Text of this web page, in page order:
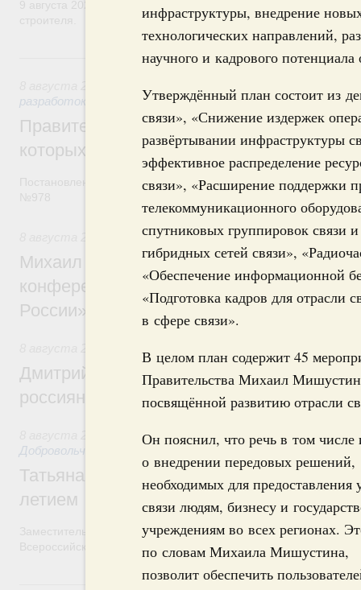
инфраструктуры, внедрение
технологических направлений,
научного и кадрового потенциала
Утверждённый план состоит из
связи», «Снижение издержек
развёртывании инфраструктуры
эффективное распределение
связи», «Расширение поддержки
телекоммуникационного
спутниковых группировок связи
гибридных сетей связи»,
«Обеспечение информационной
«Подготовка кадров для отрасли
в сфере связи».
В целом план содержит 45
Правительства Михаил
посвящённой развитию отрасли
Он пояснил, что речь в том числе
о внедрении передовых решений,
необходимых для предоставления
связи людям, бизнесу и
учреждениям во всех регионах.
по словам Михаила Мишустина,
позволит обеспечить
8 августа, суббота
разработок
Правительство расширило перечень
которых освобождаются от НДФЛ
Постановление от 5 августа 2026 года
Отрасль информационных технологий
Михаил Мишустин дал поручения по
конференции «Цифровая индустрия
России»
Дмитрий Чернышенко и Михаил
россиян с Днём физкультурника
Социальные инновации. Некоммерческие
Добровольчество и волонтёрство. Благотворительность
Татьяна Голикова поздравила
летием
Заместитель Председателя Правительства Татьяна Голикова
Всероссийского общественного движения «Волонтёры-
7 августа, пятница